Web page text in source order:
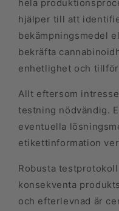
hela
hjälper till att
bekämpningsmedel
bekräfta
enhetlighet och
Allt eftersom
testning nödvändig.
eventuella
etikettinformation
Robusta
konsekventa
och efterlevnad är